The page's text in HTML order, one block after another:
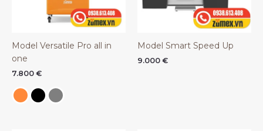
Model Versatile Pro all in
one
7.800 €
Model Smart Speed Up
9.000 €